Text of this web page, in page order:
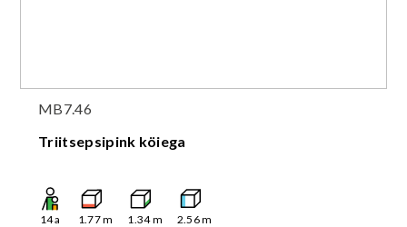
MB7.46
Triitsepsipink köiega
14a 1.77m 1.34m 2.56m